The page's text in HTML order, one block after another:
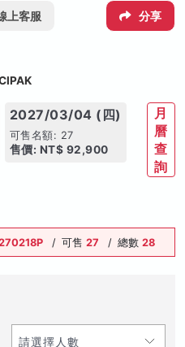
上客服 分享
2027/03/04 (四)
可售名額: 27
售價: NT$ 92,900
月
曆
查
詢
/ 可售 27 / 總數 28